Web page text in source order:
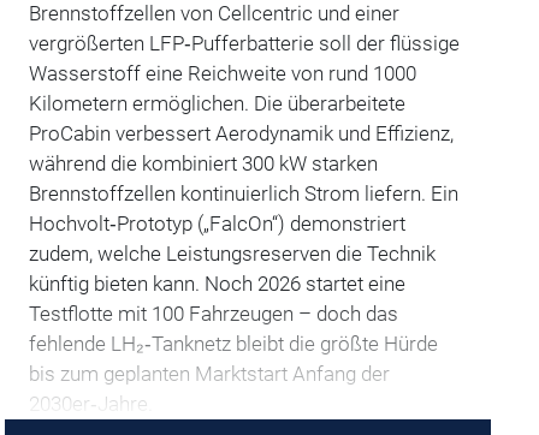
Brennstoffzellen von Cellcentric und einer
vergrößerten LFP‑Pufferbatterie soll der flüssige
Wasserstoff eine Reichweite von rund 1000
Kilometern ermöglichen. Die überarbeitete
ProCabin verbessert Aerodynamik und Effizienz,
während die kombiniert 300 kW starken
Brennstoffzellen kontinuierlich Strom liefern. Ein
Hochvolt‑Prototyp („FalcOn“) demonstriert
zudem, welche Leistungsreserven die Technik
künftig bieten kann. Noch 2026 startet eine
Testflotte mit 100 Fahrzeugen – doch das
fehlende LH₂‑Tanknetz bleibt die größte Hürde
bis zum geplanten Marktstart Anfang der
2030er‑Jahre.